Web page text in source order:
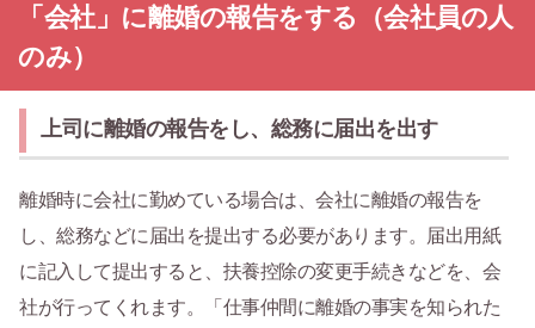
「会社」に離婚の報告をする（会社員の人
のみ）
上司に離婚の報告をし、総務に届出を出す
離婚時に会社に勤めている場合は、会社に離婚の報告を
し、総務などに届出を提出する必要があります。届出用紙
に記入して提出すると、扶養控除の変更手続きなどを、会
社が行ってくれます。「仕事仲間に離婚の事実を知られた